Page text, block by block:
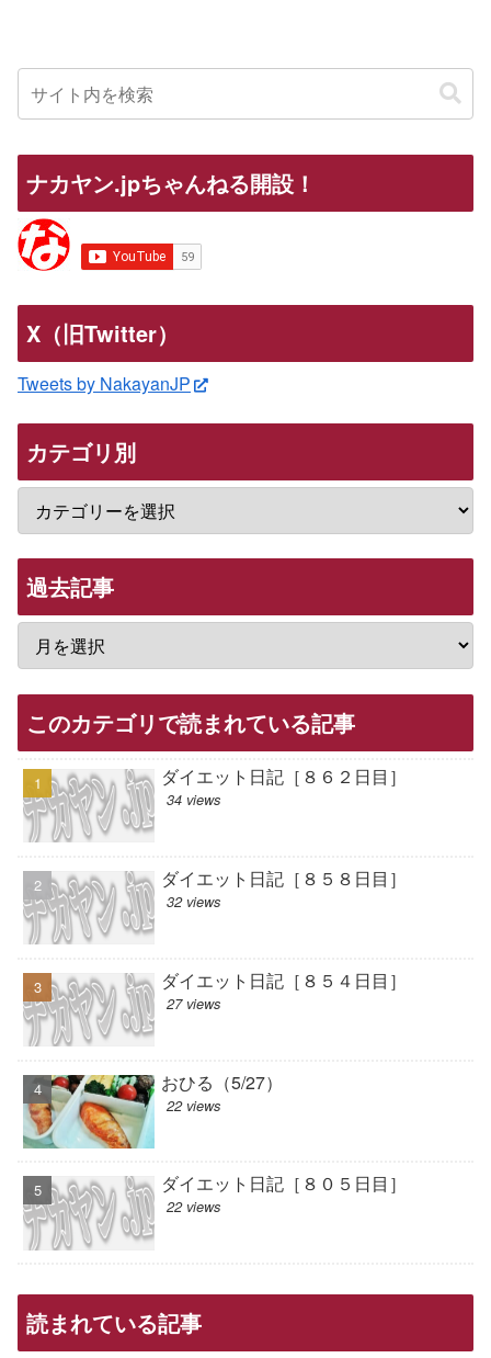
ナカヤン.jpちゃんねる開設！
X（旧Twitter）
Tweets by NakayanJP
カテゴリ別
過去記事
このカテゴリで読まれている記事
ダイエット日記［８６２日目］
34 views
ダイエット日記［８５８日目］
32 views
ダイエット日記［８５４日目］
27 views
おひる（5/27）
22 views
ダイエット日記［８０５日目］
22 views
読まれている記事